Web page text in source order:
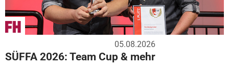
05.08.2026
SÜFFA 2026: Team Cup & mehr